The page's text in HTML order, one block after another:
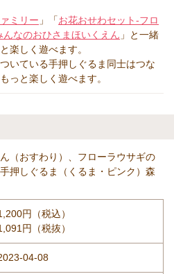
ミリー 」「お花おせわセット-フロ
んなのおひさまほいくえん 」と一緒
楽しく遊べます。
いている手押しぐるま同士はつな
っと楽しく遊べます。
（おすわり）、フローラウサギの
押しぐるま（くるま・ピンク）森
円（税込）
円（税抜）
04-08